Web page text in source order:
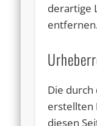
derartige
Die
erstellten
diesen